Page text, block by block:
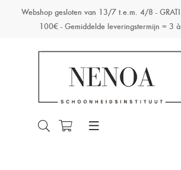
Webshop gesloten van 13/7 t.e.m. 4/8 -
100€ - Gemiddelde leveringstermijn = 3